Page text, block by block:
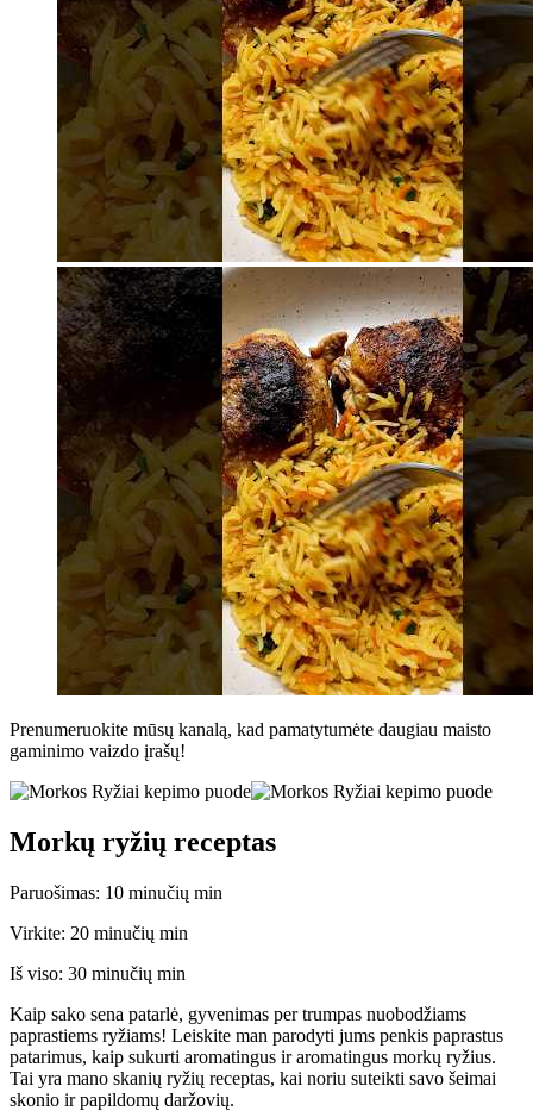
Prenumeruokite mūsų kanalą, kad pamatytumėte daugiau maisto
gaminimo vaizdo įrašų!
Morkų ryžių receptas
Paruošimas: 10 minučių min
Virkite: 20 minučių min
Iš viso: 30 minučių min
Kaip sako sena patarlė, gyvenimas per trumpas nuobodžiams
paprastiems ryžiams! Leiskite man parodyti jums penkis paprastus
patarimus, kaip sukurti aromatingus ir aromatingus morkų ryžius.
Tai yra mano skanių ryžių receptas, kai noriu suteikti savo šeimai
skonio ir papildomų daržovių.